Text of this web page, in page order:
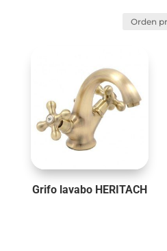
Grifo lavabo HERITACH